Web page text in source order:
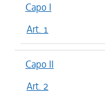
Capo I
Art. 1
Capo II
Art. 2